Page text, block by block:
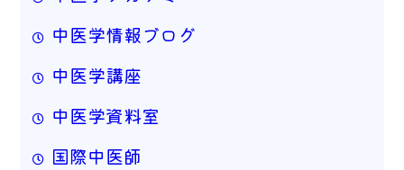
中医学情報ブログ
中医学講座
中医学資料室
国際中医師